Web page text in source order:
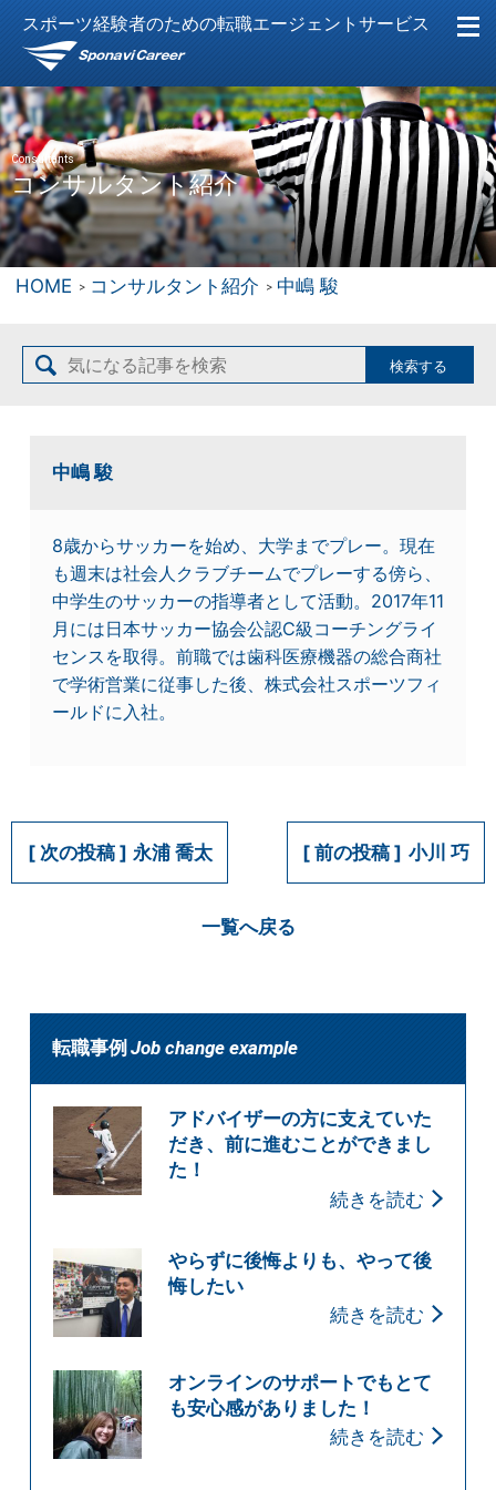
スポーツ経験者のための転職エージェントサービス
Consultants
コンサルタント紹介
HOME コンサルタント紹介 中嶋 駿
中嶋 駿
8歳からサッカーを始め、大学までプレー。現在
も週末は社会人クラブチームでプレーする傍ら、
中学生のサッカーの指導者として活動。2017年11
月には日本サッカー協会公認C級コーチングライ
センスを取得。前職では歯科医療機器の総合商社
で学術営業に従事した後、株式会社スポーツフィ
ールドに入社。
永浦 喬太 小川 巧
一覧へ戻る
転職事例 Job change example
アドバイザーの方に支えていた
だき、前に進むことができまし
た！
続きを読む
やらずに後悔よりも、やって後
悔したい
続きを読む
オンラインのサポートでもとて
も安心感がありました！
続きを読む